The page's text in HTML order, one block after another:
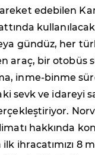
edebilen
gündüz, her
araç, bir otobüs
inme-binme
sevk ve idareyi
hakkında
ilk ihracatımızı